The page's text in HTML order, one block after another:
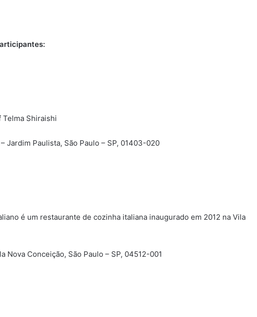
Telma Shiraishi
Jardim Paulista, São Paulo – SP, 01403-020
é um restaurante de cozinha italiana inaugurado em 2012 na Vila
Nova Conceição, São Paulo – SP, 04512-001